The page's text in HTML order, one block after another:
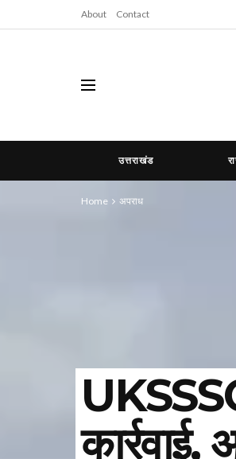
About Contact
उत्तराखंड
Home अपराध